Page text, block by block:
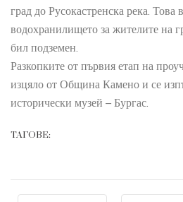
град до Русокастренска река. Това
водохранилището за жителите на
бил подземен.
Разкопките от първия етап на
изцяло от Община Камено и се
исторически музей – Бургас.
ТАГОВЕ: